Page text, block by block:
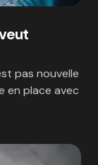
pas nouvelle
en place avec